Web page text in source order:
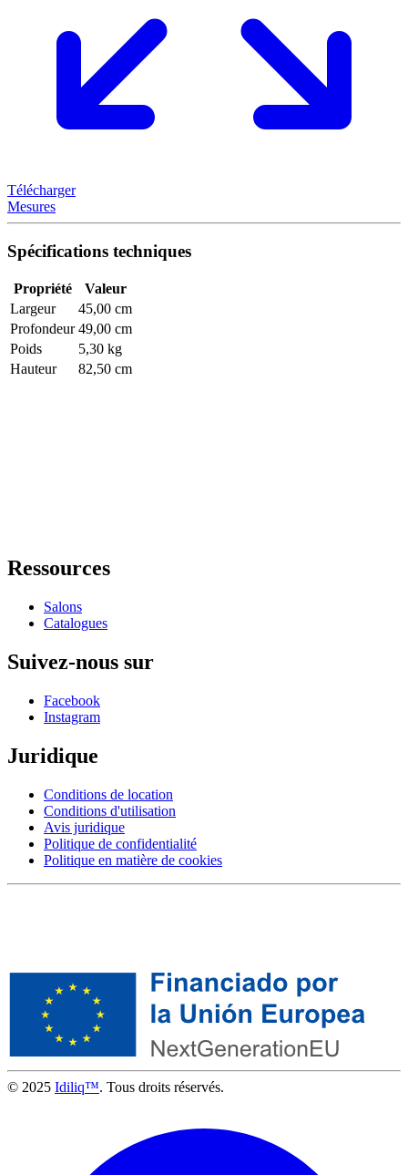
Télécharger
Mesures
Spécifications techniques
Propriété
Valeur
Largeur
45,00 cm
Profondeur 49,00 cm
Poids
5,30 kg
Hauteur
82,50 cm
Ressources
Salons
Catalogues
Suivez-nous sur
Facebook
Instagram
Juridique
Conditions de location
Conditions d'utilisation
Avis juridique
Politique de confidentialité
Politique en matière de cookies
© 2025 Idiliq™. Tous droits réservés.